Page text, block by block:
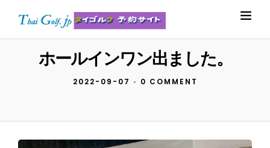
ホールインワン出ました。
2022-09-07 • 0 COMMENT